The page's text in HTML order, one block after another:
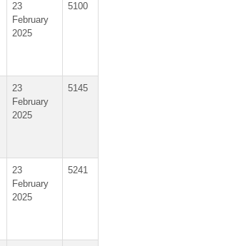
23
February
2025
5100
23
February
2025
5145
23
February
2025
5241